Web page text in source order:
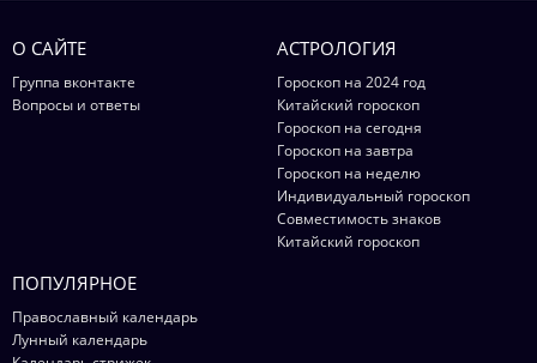
О САЙТЕ
Группа вконтакте
Вопросы и ответы
АСТРОЛОГИЯ
Гороскоп на 2024 год
Китайский гороскоп
Гороскоп на сегодня
Гороскоп на завтра
Гороскоп на неделю
Индивидуальный гороскоп
Совместимость знаков
Китайский гороскоп
ПОПУЛЯРНОЕ
Православный календарь
Лунный календарь